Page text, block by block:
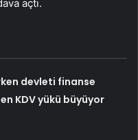
açtı.
devleti finanse
KDV yükü büyüyor